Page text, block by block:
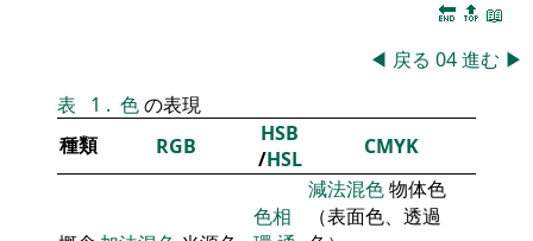
🔚 🔝 📖
◀ 戻る 04進む ▶
表
1 . 色の表現
種類
RGB
HSB
/HSL CMYK
色相
減法混色物体色
（表面色、透過